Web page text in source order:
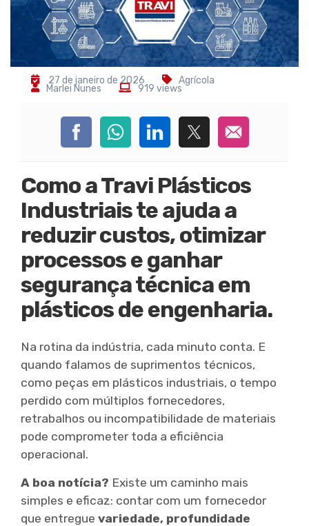
27 de janeiro de 2026 Agrícola
Marlei Nunes 919 views
Como a Travi Plásticos
Industriais te ajuda a
reduzir custos, otimizar
processos e ganhar
segurança técnica em
plásticos de engenharia.
Na rotina da indústria, cada minuto conta. E
quando falamos de suprimentos técnicos,
como peças em plásticos industriais, o tempo
perdido com múltiplos fornecedores,
retrabalhos ou incompatibilidade de materiais
pode comprometer toda a eficiência
operacional.
A boa notícia? Existe um caminho mais
simples e eficaz: contar com um fornecedor
que entregue variedade, profundidade